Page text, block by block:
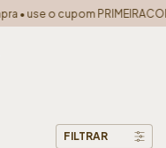
o cupom
FILTRAR